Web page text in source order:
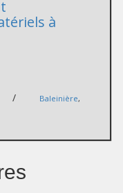
à
/ Baleinière,